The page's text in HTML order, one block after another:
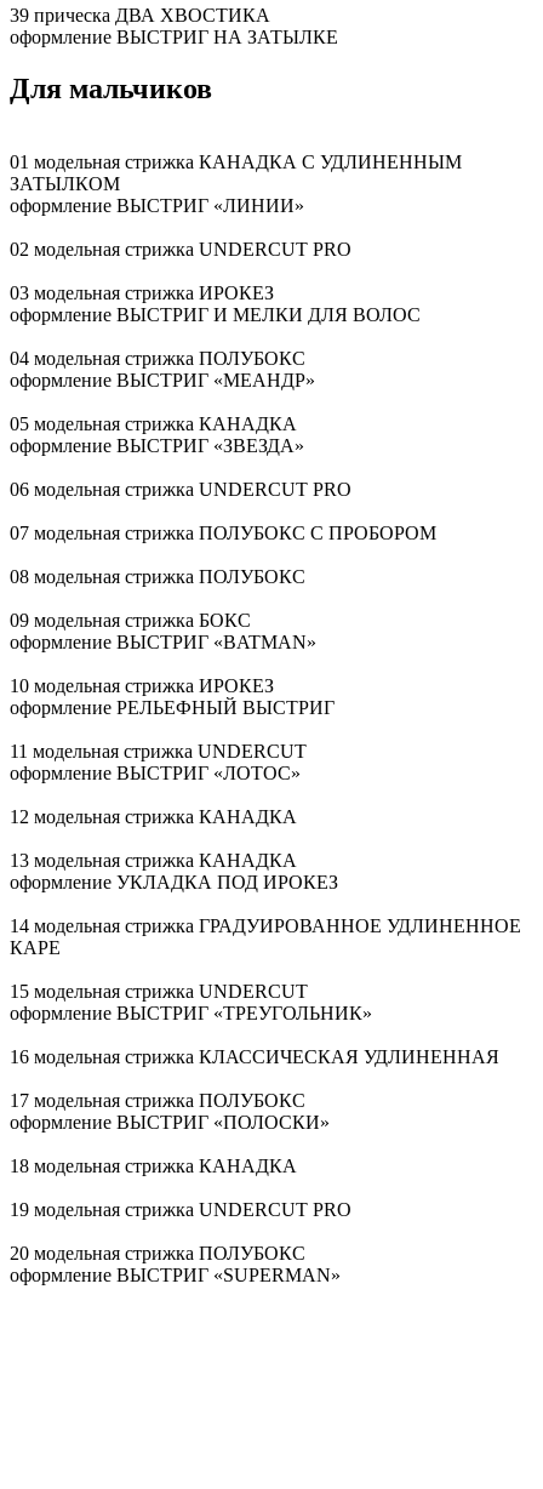
39 прическа ДВА ХВОСТИКА
оформление ВЫСТРИГ НА ЗАТЫЛКЕ
Для мальчиков
01 модельная стрижка КАНАДКА С УДЛИНЕННЫМ
ЗАТЫЛКОМ
оформление ВЫСТРИГ «ЛИНИИ»
02 модельная стрижка UNDERCUT PRO
03 модельная стрижка ИРОКЕЗ
оформление ВЫСТРИГ И МЕЛКИ ДЛЯ ВОЛОС
04 модельная стрижка ПОЛУБОКС
оформление ВЫСТРИГ «МЕАНДР»
05 модельная стрижка КАНАДКА
оформление ВЫСТРИГ «ЗВЕЗДА»
06 модельная стрижка UNDERCUT PRO
07 модельная стрижка ПОЛУБОКС С ПРОБОРОМ
08 модельная стрижка ПОЛУБОКС
09 модельная стрижка БОКС
оформление ВЫСТРИГ «BATMAN»
10 модельная стрижка ИРОКЕЗ
оформление РЕЛЬЕФНЫЙ ВЫСТРИГ
11 модельная стрижка UNDERCUT
оформление ВЫСТРИГ «ЛОТОС»
12 модельная стрижка КАНАДКА
13 модельная стрижка КАНАДКА
оформление УКЛАДКА ПОД ИРОКЕЗ
14 модельная стрижка ГРАДУИРОВАННОЕ УДЛИНЕННОЕ
КАРЕ
15 модельная стрижка UNDERCUT
оформление ВЫСТРИГ «ТРЕУГОЛЬНИК»
16 модельная стрижка КЛАССИЧЕСКАЯ УДЛИНЕННАЯ
17 модельная стрижка ПОЛУБОКС
оформление ВЫСТРИГ «ПОЛОСКИ»
18 модельная стрижка КАНАДКА
19 модельная стрижка UNDERCUT PRO
20 модельная стрижка ПОЛУБОКС
оформление ВЫСТРИГ «SUPERMAN»